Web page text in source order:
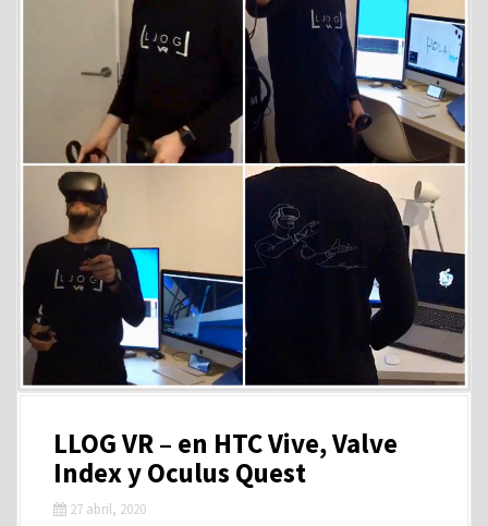
LLOG VR – en HTC Vive, Valve
Index y Oculus Quest
27 abril, 2020